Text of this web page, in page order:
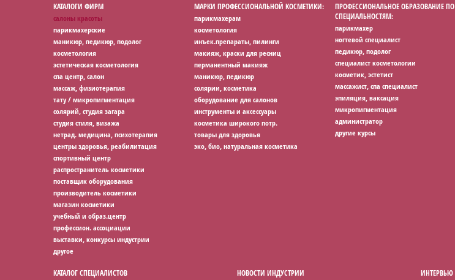
КАТАЛОГИ ФИРМ
салоны красоты
парикмахерские
маникюр, педикюр, подолог
косметология
эстетическая косметология
спа центр, салон
массаж, физиотерапия
тату / микропигментация
солярий, студия загара
студия стиля, визажа
нетрад. медицина, психотерапия
центры здоровья, реабилитация
спортивный центр
распространитель косметики
поставщик оборудования
производитель косметики
магазин косметики
учебный и образ.центр
профессион. ассоциации
выставки, конкурсы индустрии
другое
МАРКИ ПРОФЕССИОНАЛЬНОЙ КОСМЕТИКИ:
парикмахерам
косметология
инъек.препараты, пилинги
макияж, краски для ресниц
перманентный макияж
маникюр, педикюр
солярии, косметика
оборудование для салонов
инструменты и аксессуары
косметика широкого потр.
товары для здоровья
эко, био, натуральная косметика
ПРОФЕССИОНАЛЬНОЕ ОБРАЗОВАНИЕ ПО
СПЕЦИАЛЬНОСТЯМ:
парикмахер
ногтевой специалист
педикюр, подолог
специалист косметологии
косметик, эстетист
массажист, спа специалист
эпиляция, ваксация
микропигментация
администратор
другие курсы
КАТАЛОГ СПЕЦИАЛИСТОВ НОВОСТИ ИНДУСТРИИ ИНТЕРВЬЮ